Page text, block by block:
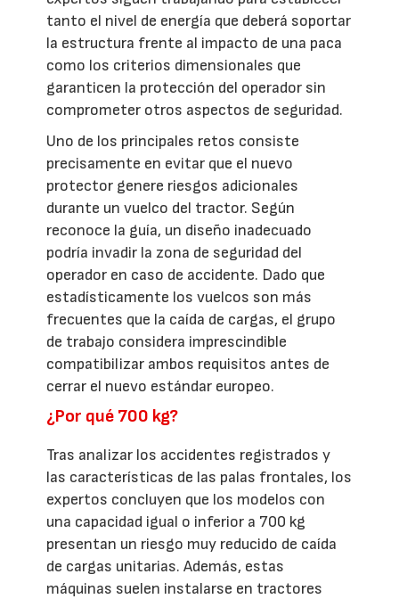
tanto el nivel de energía que deberá soportar
la estructura frente al impacto de una paca
como los criterios dimensionales que
garanticen la protección del operador sin
comprometer otros aspectos de seguridad.
Uno de los principales retos consiste
precisamente en evitar que el nuevo
protector genere riesgos adicionales
durante un vuelco del tractor. Según
reconoce la guía, un diseño inadecuado
podría invadir la zona de seguridad del
operador en caso de accidente. Dado que
estadísticamente los vuelcos son más
frecuentes que la caída de cargas, el grupo
de trabajo considera imprescindible
compatibilizar ambos requisitos antes de
cerrar el nuevo estándar europeo.
¿Por qué 700 kg?
Tras analizar los accidentes registrados y
las características de las palas frontales, los
expertos concluyen que los modelos con
una capacidad igual o inferior a 700 kg
presentan un riesgo muy reducido de caída
de cargas unitarias. Además, estas
máquinas suelen instalarse en tractores